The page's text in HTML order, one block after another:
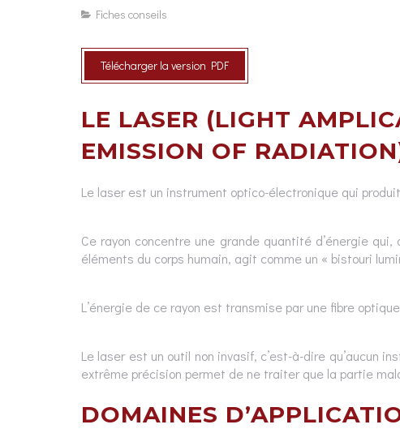
Fiches conseils
Télécharger la version PDF
LE LASER (LIGHT
EMISSION OF
Le laser est un instrument optico-électronique qui
Ce rayon concentre une grande quantité d’énergie
éléments du corps humain, agit comme un « bistouri
L’énergie de ce rayon est transmise par une fibre
Le laser est un outil non invasif, c’est-à-dire qu’aucun
extrême précision permet de ne traiter que la partie
DOMAINES